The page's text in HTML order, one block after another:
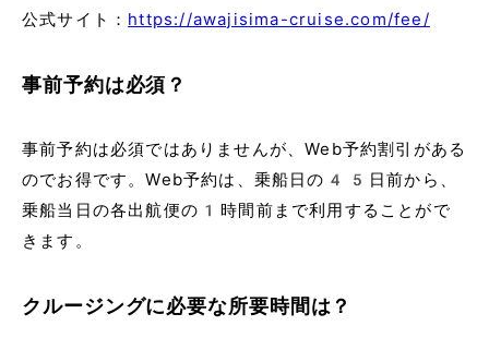
公式サイト： https://awajisima-cruise.com/fee/
事前予約は必須？
事前予約は必須ではありませんが、Web予約割引がある
のでお得です。Web予約は、乗船日の45日前から、
乗船当日の各出航便の1時間前まで利用することがで
きます。
クルージングに必要な所要時間は？